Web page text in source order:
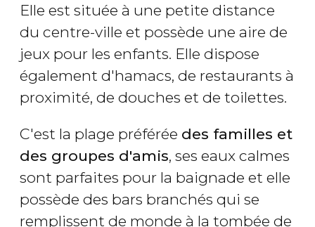
Elle est située à une petite distance
du centre-ville et possède une aire de
jeux pour les enfants. Elle dispose
également d'hamacs, de restaurants à
proximité, de douches et de toilettes.
C'est la plage préférée des familles et
des groupes d'amis, ses eaux calmes
sont parfaites pour la baignade et elle
possède des bars branchés qui se
remplissent de monde à la tombée de